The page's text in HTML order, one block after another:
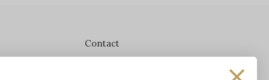
Contact